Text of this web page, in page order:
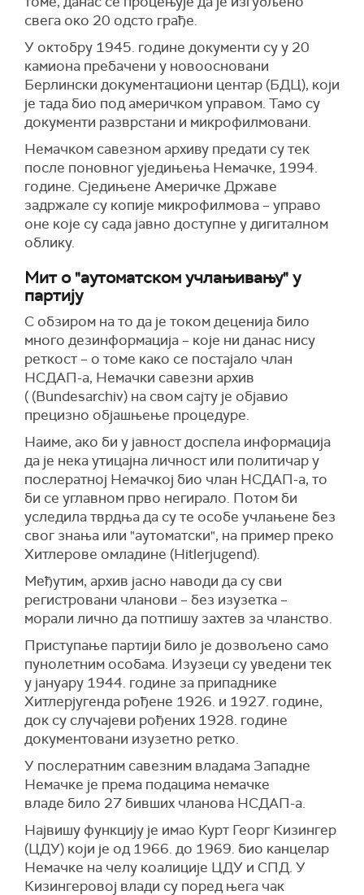
свега око 20 одсто грађе.
У октобру 1945. године документи су у 20
камиона пребачени у новоосновани
Берлински документациони центар (БДЦ), који
је тада био под америчком управом. Тамо су
документи разврстани и микрофилмовани.
Немачком савезном архиву предати су тек
после поновног уједињења Немачке, 1994.
године. Сједињене Америчке Државе
задржале су копије микрофилмова – управо
оне које су сада јавно доступне у дигиталном
облику.
Мит о "аутоматском учлањивању" у
партију
С обзиром на то да је током деценија било
много дезинформација – које ни данас нису
реткост – о томе како се постајало члан
НСДАП-а, Немачки савезни архив
( (Bundesarchiv) на свом сајту је објавио
прецизно објашњење процедуре.
Наиме, ако би у јавност доспела информација
да је нека утицајна личност или политичар у
послератној Немачкој био члан НСДАП-а, то
би се углавном прво негирало. Потом би
уследила тврдња да су те особе учлањене без
свог знања или "аутоматски", на пример преко
Хитлерове омладине (Hitlerjugend).
Међутим, архив јасно наводи да су сви
регистровани чланови – без изузетка –
морали лично да потпишу захтев за чланство.
Приступање партији било је дозвољено само
пунолетним особама. Изузеци су уведени тек
у јануару 1944. године за припаднике
Хитлерјугенда рођене 1926. и 1927. године,
док су случајеви рођених 1928. године
документовани изузетно ретко.
У послератним савезним владама Западне
Немачке је према подацима немачке
владе било 27 бивших чланова НСДАП-а.
Највишу функцију је имао Курт Георг Кизингер
(ЦДУ) који је од 1966. до 1969. био канцелар
Немачке на челу коалиције ЦДУ и СПД. У
Кизингеровој влади су поред њега чак